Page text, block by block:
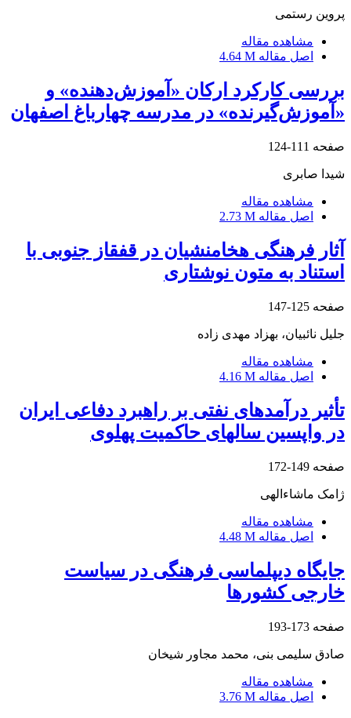
پروین رستمی
مشاهده مقاله
اصل مقاله 4.64 M
بررسی کارکرد ارکان «آموزش‌دهنده» و
«آموز‌ش‌گیرنده» در مدرسه چهارباغ اصفهان
صفحه 111-124
شیدا صابری
مشاهده مقاله
اصل مقاله 2.73 M
آثار فرهنگی هخامنشیان در قفقاز جنوبی با
استناد به متون نوشتاری
صفحه 125-147
جلیل نائبیان، بهزاد مهدی زاده
مشاهده مقاله
اصل مقاله 4.16 M
تأثیر درآمدهای نفتی بر راهبرد دفاعی ایران
در واپسین سالهای حاکمیت پهلوی
صفحه 149-172
ژامک ماشاءالهی
مشاهده مقاله
اصل مقاله 4.48 M
جایگاه دیپلماسی فرهنگی در سیاست
خارجی کشورها
صفحه 173-193
صادق سلیمی بنی، محمد مجاور شیخان
مشاهده مقاله
اصل مقاله 3.76 M